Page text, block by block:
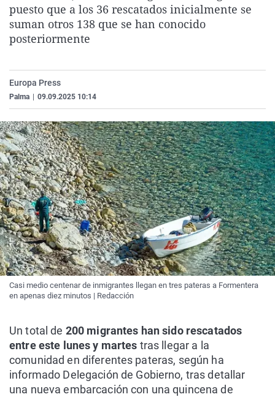
La rosa de los vientos
Gente viajera
Caso
Retornados
Operación Viuda
Extremadura
Galicia
Navarra
Virales
Televisión
puesto que a los 36 rescatados inicialmente se
suman otros 138 que se han conocido
posteriormente
Europa Press
Palma 09.09.2025 10:14
Casi medio centenar de inmigrantes llegan en tres pateras a Formentera
en apenas diez minutos | Redacción
Un total de 200 migrantes han sido rescatados
entre este lunes y martes tras llegar a la
comunidad en diferentes pateras, según ha
informado Delegación de Gobierno, tras detallar
una nueva embarcación con una quincena de